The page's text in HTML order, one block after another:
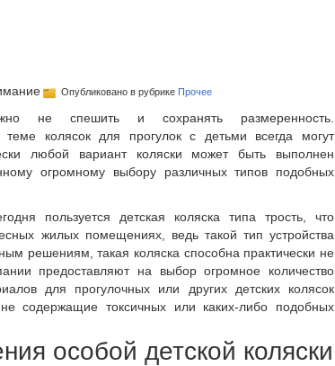
не спешить и сохранять размеренность.
колясок для прогулок с детьми всегда могут
любой вариант коляски может быть выполнен
огромному выбору различных типов подобных
пользуется детская коляска типа трость, что
жилых помещениях, ведь такой тип устройства
решениям, такая коляска способна практически не
предоставляют на выбор огромное количество
для прогулочных или других детских колясок
содержащие токсичных или каких-либо подобных
особой детской коляски
Опубликовано в рубрике Прочее